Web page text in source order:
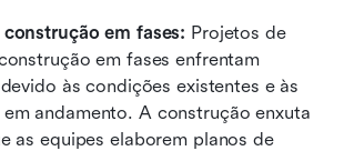
em fases: Projetos de
em fases enfrentam
às condições existentes e às
andamento. A construção enxuta
as equipes elaborem planos de